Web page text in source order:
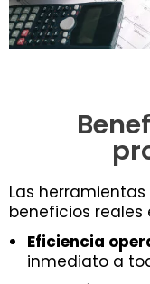
Las
beneficios
Eficiencia
inmediato a